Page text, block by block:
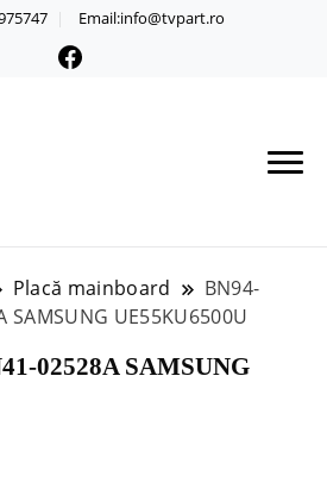
Email:info@tvpart.ro
Placă mainboard
BN94-
SAMSUNG UE55KU6500U
02528A SAMSUNG